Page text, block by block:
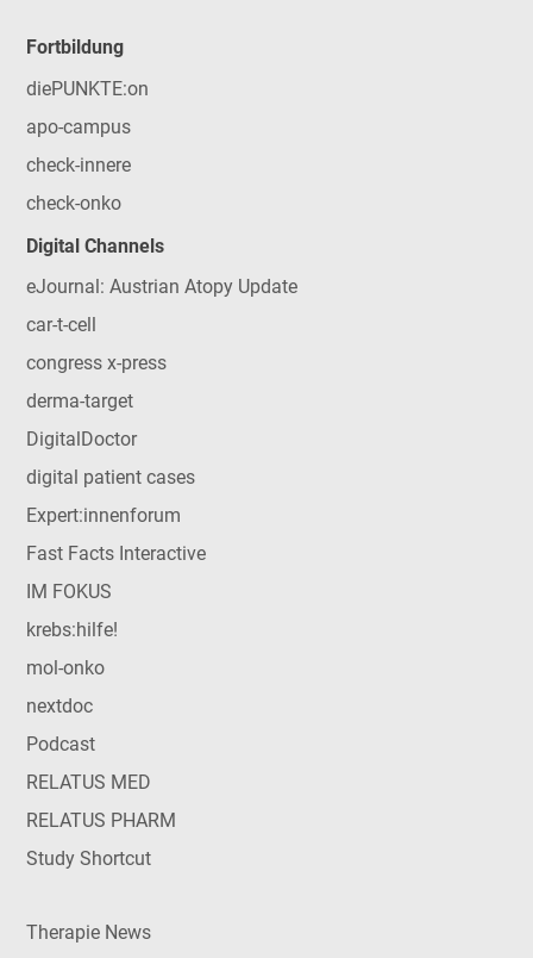
Fortbildung
diePUNKTE:on
apo-campus
check-innere
check-onko
Digital Channels
eJournal: Austrian Atopy Update
car-t-cell
congress x-press
derma-target
DigitalDoctor
digital patient cases
Expert:innenforum
Fast Facts Interactive
IM FOKUS
krebs:hilfe!
mol-onko
nextdoc
Podcast
RELATUS MED
RELATUS PHARM
Study Shortcut
Therapie News